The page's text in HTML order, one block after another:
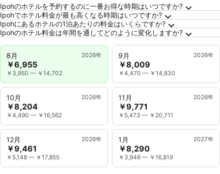
Ipohに関するよくある質問
Ipohのホテルを予約するのに一番お得な時期はいつですか?
Ipohでホテル料金が最も高くなる時期はいつですか?
Ipohにあるホテルの1泊あたりの料金はいくらですか?
Ipohのホテル料金は年間を通してどのように変化しますか?
8月 2026年
￥6,955
￥3,950 — ￥14,702
9月 2026年
￥8,009
￥4,470 — ￥14,830
10月 2026年
￥8,204
￥4,490 — ￥16,562
11月 2026年
￥9,771
￥5,473 — ￥20,711
12月 2026年
￥9,461
￥5,148 — ￥17,855
1月 2027年
￥8,290
￥3,946 — ￥16,819